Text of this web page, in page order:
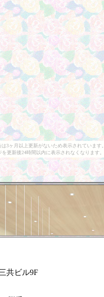
3ヶ月以上更新がないため表示されています。
を更新後24時間以内に表示されなくなります。
共ビル9F